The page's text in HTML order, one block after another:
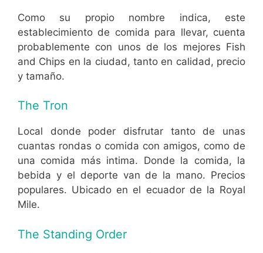
Como su propio nombre indica, este
establecimiento de comida para llevar, cuenta
probablemente con unos de los mejores Fish
and Chips en la ciudad, tanto en calidad, precio
y tamaño.
The Tron
Local donde poder disfrutar tanto de unas
cuantas rondas o comida con amigos, como de
una comida más intima. Donde la comida, la
bebida y el deporte van de la mano. Precios
populares. Ubicado en el ecuador de la Royal
Mile.
The Standing Order